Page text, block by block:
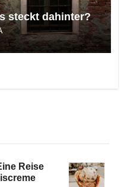
steckt dahinter?
Reise